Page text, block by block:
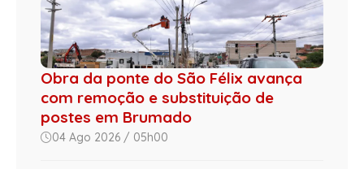
Obra da ponte do São Félix avança
com remoção e substituição de
postes em Brumado
04 Ago 2026 / 05h00